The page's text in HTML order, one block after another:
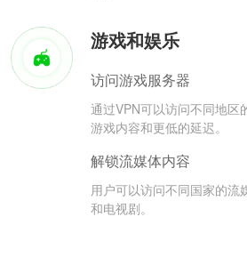
游戏和娱乐
访问游戏服务器
通过VPN可以访问不同地区
游戏内容和更低的延迟。
解锁流媒体内容
用户可以访问不同国家的流
和电视剧。